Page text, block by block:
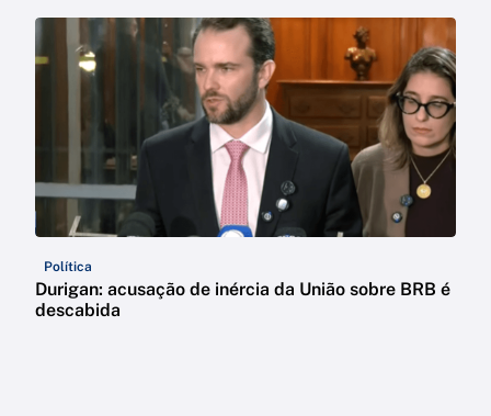
Política
Durigan: acusação de inércia da União sobre BRB é
descabida